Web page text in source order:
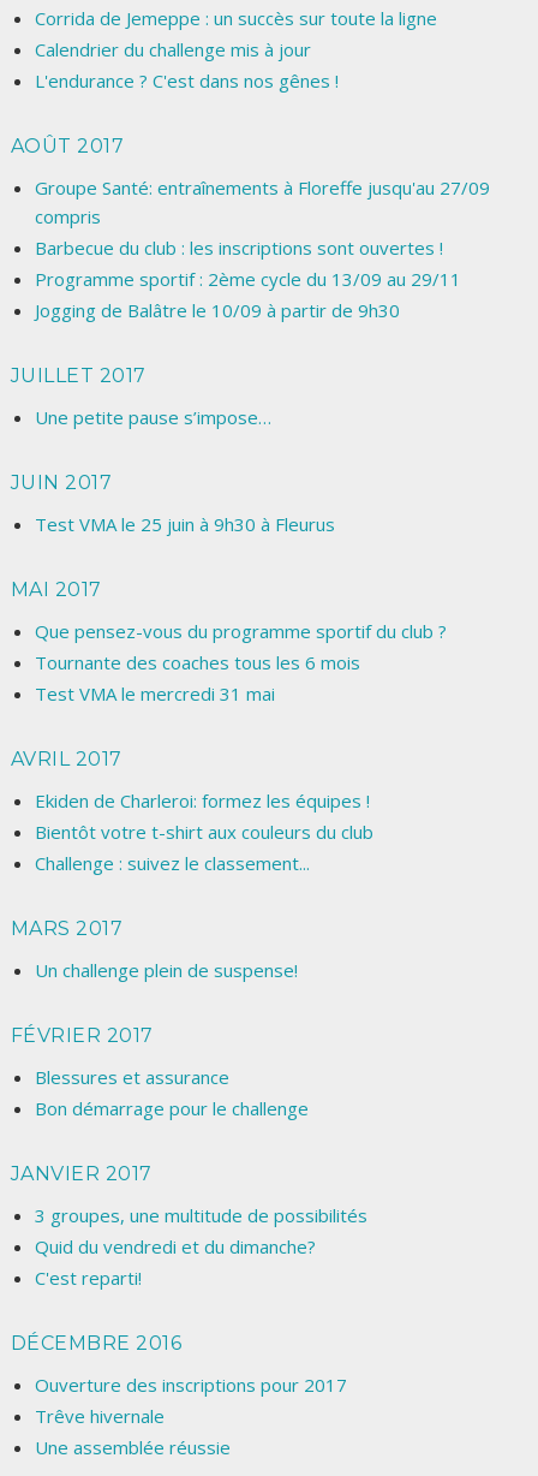
Corrida de Jemeppe : un succès sur toute la ligne
Calendrier du challenge mis à jour
L'endurance ? C'est dans nos gênes !
AOÛT 2017
Groupe Santé: entraînements à Floreffe jusqu'au 27/09
compris
Barbecue du club : les inscriptions sont ouvertes !
Programme sportif : 2ème cycle du 13/09 au 29/11
Jogging de Balâtre le 10/09 à partir de 9h30
JUILLET 2017
Une petite pause s’impose…
JUIN 2017
Test VMA le 25 juin à 9h30 à Fleurus
MAI 2017
Que pensez-vous du programme sportif du club ?
Tournante des coaches tous les 6 mois
Test VMA le mercredi 31 mai
AVRIL 2017
Ekiden de Charleroi: formez les équipes !
Bientôt votre t-shirt aux couleurs du club
Challenge : suivez le classement...
MARS 2017
Un challenge plein de suspense!
FÉVRIER 2017
Blessures et assurance
Bon démarrage pour le challenge
JANVIER 2017
3 groupes, une multitude de possibilités
Quid du vendredi et du dimanche?
C'est reparti!
DÉCEMBRE 2016
Ouverture des inscriptions pour 2017
Trêve hivernale
Une assemblée réussie